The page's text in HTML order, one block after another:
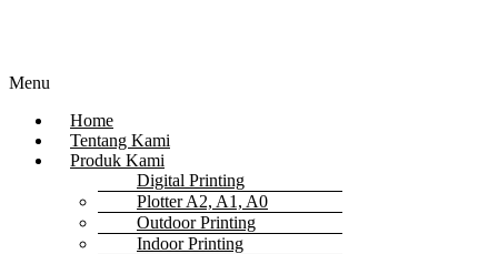
Menu
Home
Tentang Kami
Produk Kami
Digital Printing
Plotter A2, A1, A0
Outdoor Printing
Indoor Printing